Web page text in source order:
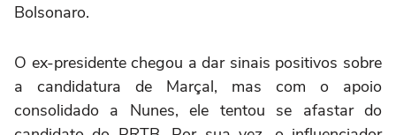
Bolsonaro.
O ex-presidente chegou a dar sinais positivos sobre
a candidatura de Marçal, mas com o apoio
consolidado a Nunes, ele tentou se afastar do